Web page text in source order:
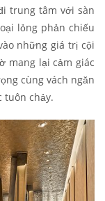
trung tâm với sàn
lỏng phản chiếu
những giá trị cội
mang lại cảm giác
cùng vách ngăn
tuôn chảy.